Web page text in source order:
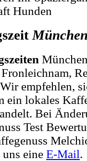
Hunden
empfehlen,
ein lokales
Bei
Test
eine E-Mail.